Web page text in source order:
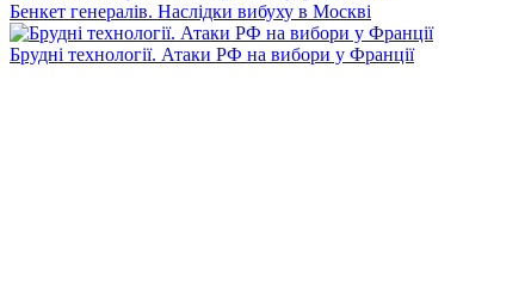
Бенкет генералів. Наслідки вибуху в Москві
Брудні технології. Атаки РФ на вибори у Франції